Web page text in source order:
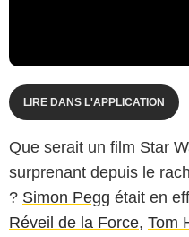
LIRE DANS L'APPLICATION
Que serait un film Star
surprenant depuis le
? Simon Pegg était en
Réveil de la Force, Tom